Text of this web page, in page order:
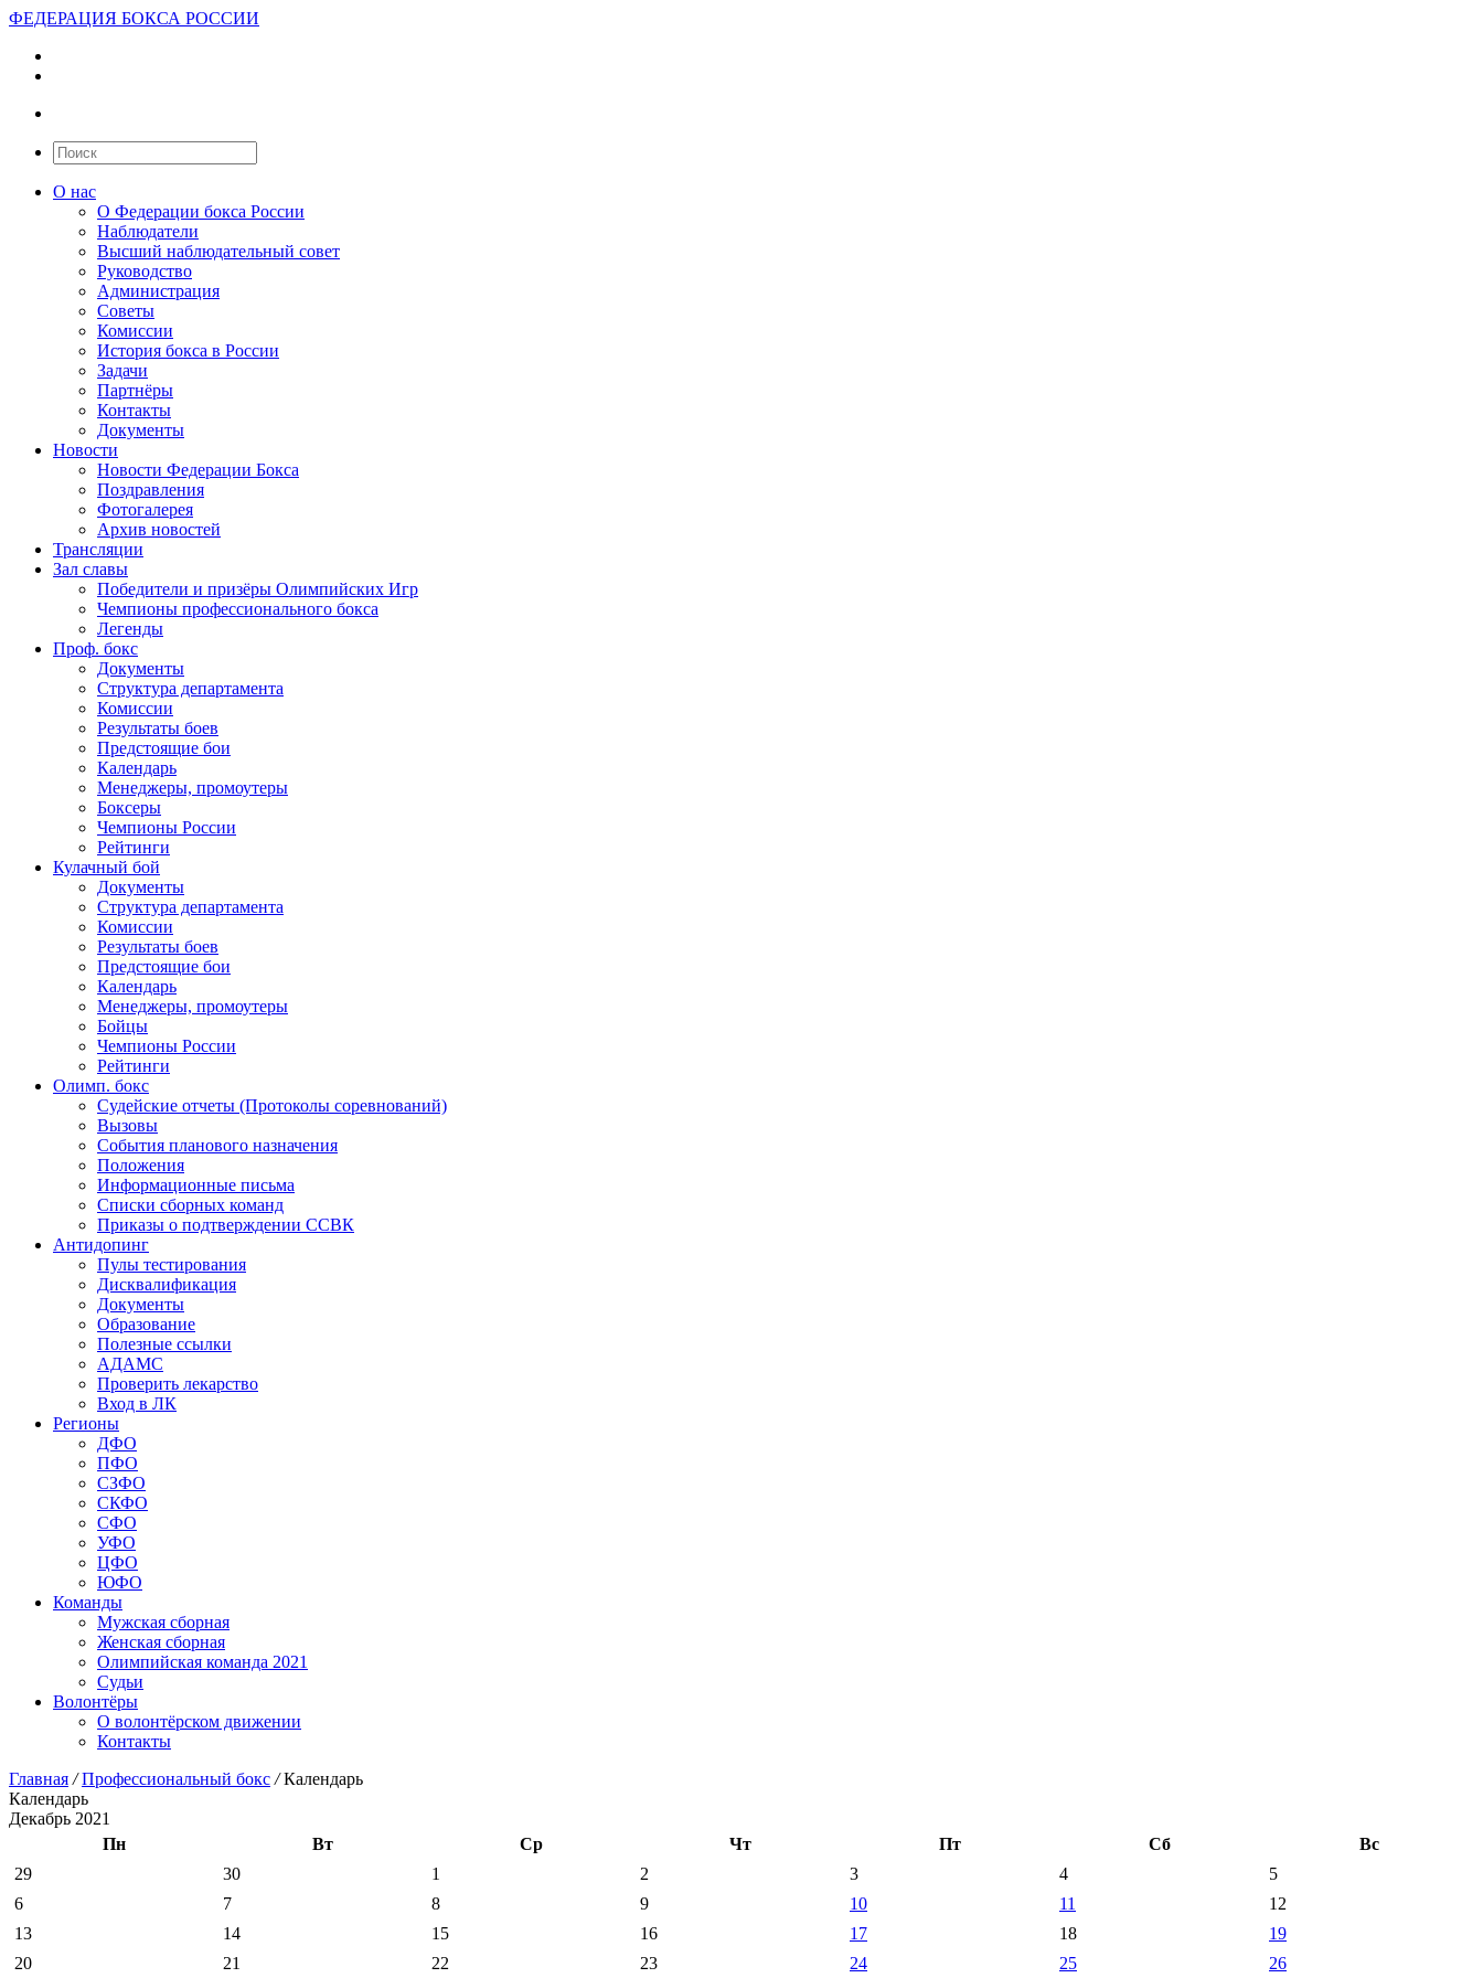
ФЕДЕРАЦИЯ БОКСА РОССИИ
О нас
О Федерации бокса России
Наблюдатели
Высший наблюдательный совет
Руководство
Администрация
Советы
Комиссии
История бокса в России
Задачи
Партнёры
Контакты
Документы
Новости
Новости Федерации Бокса
Поздравления
Фотогалерея
Архив новостей
Трансляции
Зал славы
Победители и призёры Олимпийских Игр
Чемпионы профессионального бокса
Легенды
Проф. бокс
Документы
Структура департамента
Комиссии
Результаты боев
Предстоящие бои
Календарь
Менеджеры, промоутеры
Боксеры
Чемпионы России
Рейтинги
Кулачный бой
Документы
Структура департамента
Комиссии
Результаты боев
Предстоящие бои
Календарь
Менеджеры, промоутеры
Бойцы
Чемпионы России
Рейтинги
Олимп. бокс
Судейские отчеты (Протоколы соревнований)
Вызовы
События планового назначения
Положения
Информационные письма
Списки сборных команд
Приказы о подтверждении ССВК
Антидопинг
Пулы тестирования
Дисквалификация
Документы
Образование
Полезные ссылки
АДАМС
Проверить лекарство
Вход в ЛК
Регионы
ДФО
ПФО
СЗФО
СКФО
СФО
УФО
ЦФО
ЮФО
Команды
Мужская сборная
Женская сборная
Олимпийская команда 2021
Судьи
Волонтёры
О волонтёрском движении
Контакты
Главная / Профессиональный бокс /Календарь
Календарь
Декабрь 2021
Пн
Вт Ср Чт Пт Сб
Вс
29
30 1 2 3 4
5
6
7 8 9 10 11
12
13
14 15 16 17 18
19
20
21 22 23 24 25 26